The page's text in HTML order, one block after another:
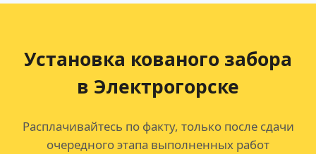
Установка кованого забора
в Электрогорске
Расплачивайтесь по факту, только после сдачи
очередного этапа выполненных работ